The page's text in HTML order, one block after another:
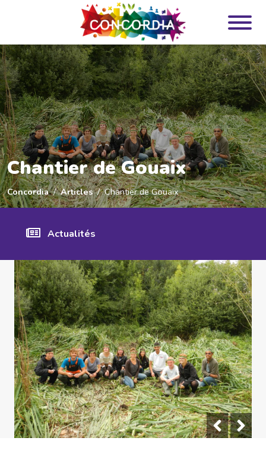
Chantier de Gouaix
Concordia Articles Chantier de Gouaix
Actualités
Panneau de gestion des cookies